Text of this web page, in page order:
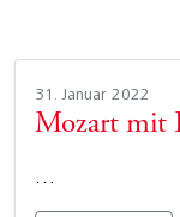
31. Januar 2022
Mozart mit
…